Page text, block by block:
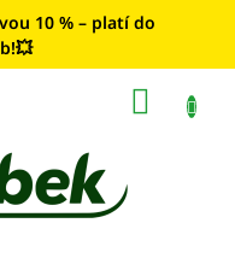
10 % – platí do